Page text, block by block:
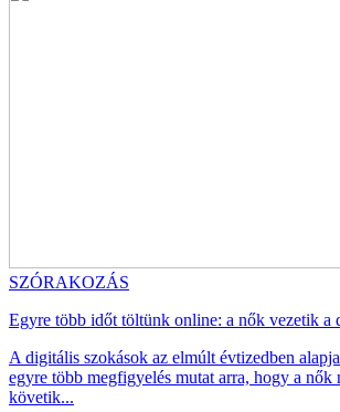
SZÓRAKOZÁS
Egyre több időt töltünk online: a nők vezetik a
A digitális szokások az elmúlt évtizedben
egyre több megfigyelés mutat arra, hogy a nők
követik...